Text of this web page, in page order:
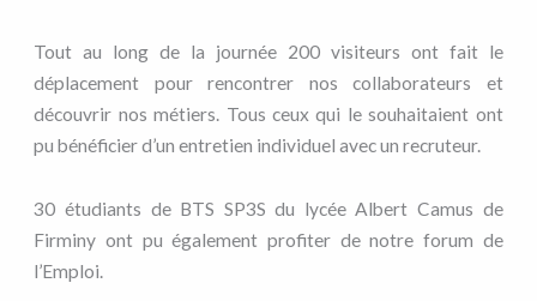
Tout au long de la journée 200 visiteurs ont fait le
déplacement pour rencontrer nos collaborateurs et
découvrir nos métiers. Tous ceux qui le souhaitaient ont
pu bénéficier d’un entretien individuel avec un recruteur.
30 étudiants de BTS SP3S du lycée Albert Camus de
Firminy ont pu également profiter de notre forum de
l’Emploi.